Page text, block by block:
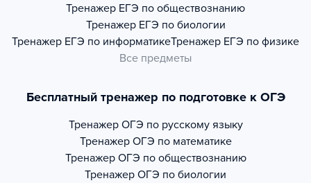
Тренажер ЕГЭ по обществознанию
Тренажер ЕГЭ по биологии
Тренажер ЕГЭ по информатикеТренажер ЕГЭ по физике
Все предметы
Бесплатный тренажер по подготовке к ОГЭ
Тренажер ОГЭ по русскому языку
Тренажер ОГЭ по математике
Тренажер ОГЭ по обществознанию
Тренажер ОГЭ по биологии